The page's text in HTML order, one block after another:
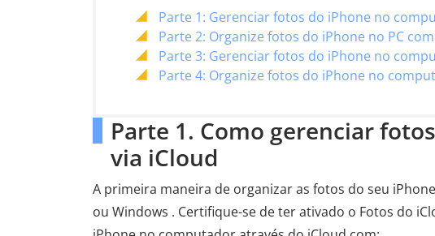
Parte 1: Gerenciar fotos do iPhone no
Parte 2: Organize fotos do iPhone no PC
Parte 3: Gerenciar fotos do iPhone no
Parte 4: Organize fotos do iPhone no
Parte 1. Como gerenciar
via iCloud
A primeira maneira de organizar as fotos do seu
ou Windows . Certifique-se de ter ativado o Fotos do